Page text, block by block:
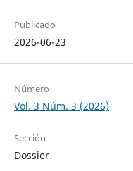
Publicado
2026-06-23
Número
Vol. 3 Núm. 3 (2026)
Sección
Dossier